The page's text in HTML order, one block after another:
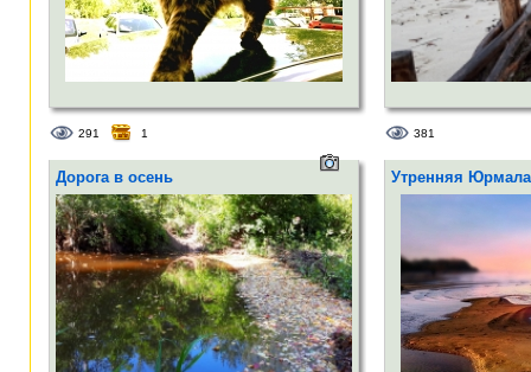
291 1 381
Дорога в осень Утренняя Юрмала